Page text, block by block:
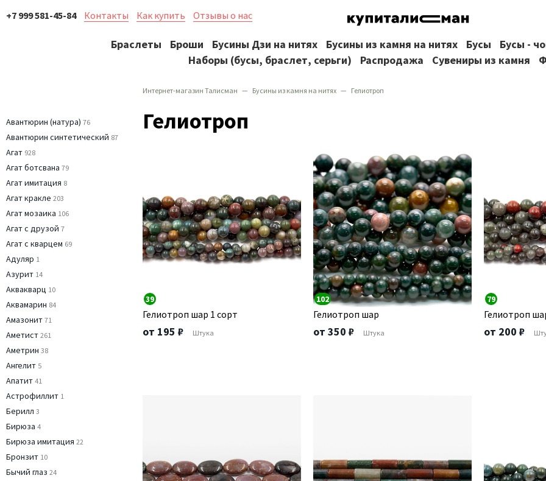
+7 999 581-45-84 Контакты Как купить Отзывы о нас
Браслеты Броши Бусины Дзи на нитях Бусины из камня на нитях Бусы Бусы -
Наборы (бусы, браслет, серьги)
Распродажа Сувениры из камня
Интернет-магазин Талисман Бусины из камня на нитях Гелиотроп
Авантюрин (натура) 76
Авантюрин синтетический 87
Агат 928
Агат ботсвана 79
Агат имитация 8
Агат кракле 203
Агат мозаика 106
Агат с друзой 7
Агат с кварцем 69
Адуляр 1
Азурит 14
Аквакварц 10
Аквамарин 84
Амазонит 71
Аметист 261
Аметрин 38
Ангелит 5
Апатит 41
Астрофиллит 1
Берилл 3
Бирюза 4
Бирюза имитация 22
Бронзит 10
Бычий глаз 24
Гелиотроп
39
Гелиотроп шар 1 сорт
от 195 ₽ Штука
102
Гелиотроп шар
от 350 ₽ Штука
79
Гелиотроп
от 200 ₽